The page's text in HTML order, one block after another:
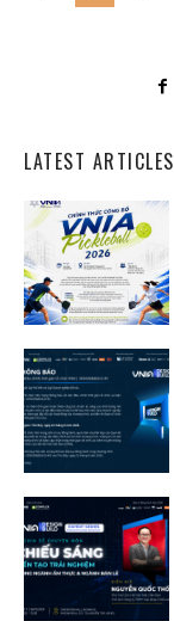
LATEST ARTICLES